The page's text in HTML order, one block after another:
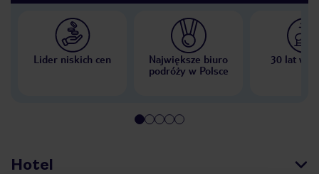
Lider niskich cen
Największe biuro
podróży w Polsce
30 lat w
Hotel